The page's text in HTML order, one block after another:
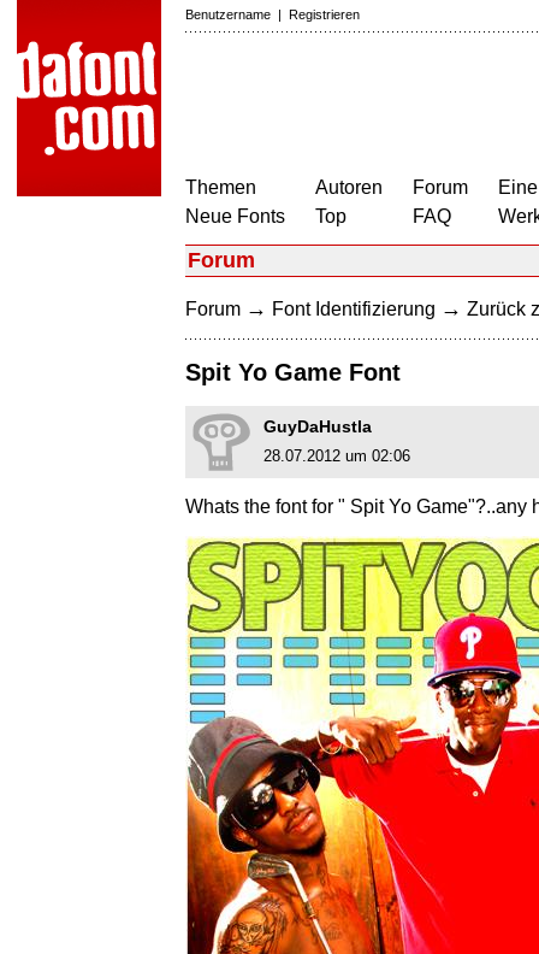
Benutzername | Registrieren
Themen
Neue Fonts
Autoren
Top
Forum
FAQ
Forum
Forum → Font Identifizierung → Zurück
Spit Yo Game Font
GuyDaHustla
28.07.2012 um 02:06
Whats the font for " Spit Yo Game"?..any